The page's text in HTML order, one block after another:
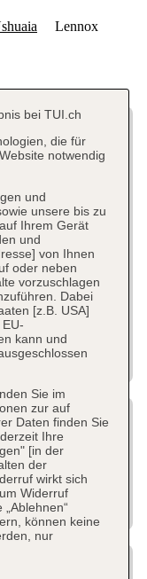
bei TUI.ch
die für
notwendig
und
unsere bis zu
Ihrem Gerät
und
von Ihnen
oder neben
vorzuschlagen
Dabei
[z.B. USA]
kann und
Sie im
zur auf
Daten finden Sie
Ihre
[in der
der
wirkt sich
Widerruf
können keine
nur